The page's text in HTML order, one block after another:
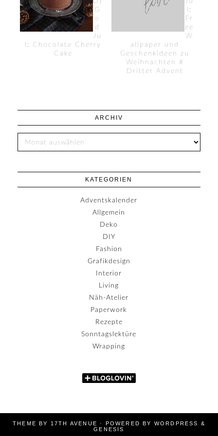
G
o
d
Ju
l: Chocolate Cherry
Cake
l:
Fr
ee
W
allpaper und
Geschenkideen zu
Weihnachten #
Dritter Advent
ARCHIV
KATEGORIEN
Adventskalender
Allgemein
Deko
DIY
Fashion
Grafikdesign
Interior
Living
Näh-Atelier
Paperwork
Rezepte
Sonntagslektüre
Wrapping
THEME BY 17TH AVENUE · POWERED BY WORDPRESS
&
GENESIS